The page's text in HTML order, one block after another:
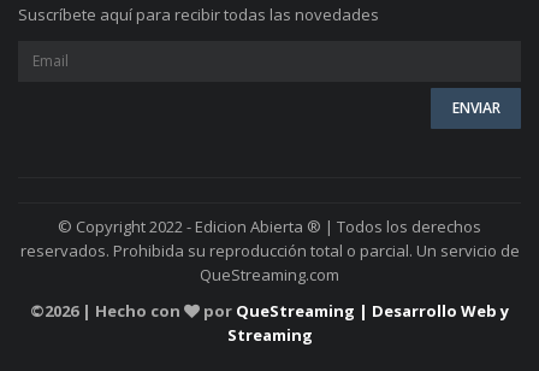
Suscríbete aquí para recibir todas las novedades
© Copyright 2022 - Edicion Abierta ® | Todos los derechos
reservados. Prohibida su reproducción total o parcial. Un servicio de
QueStreaming.com
©2026 | Hecho con por QueStreaming | Desarrollo Web y
Streaming